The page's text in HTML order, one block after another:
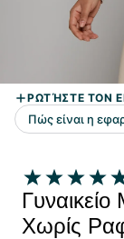
5 out of 5 stars
Χωρίς